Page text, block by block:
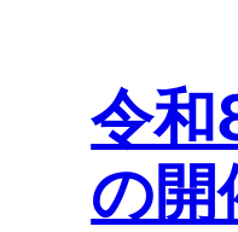
令和
の開